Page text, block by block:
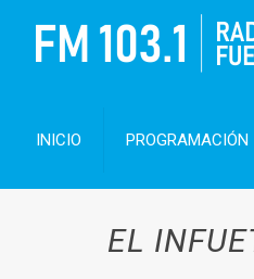
INICIO PROGRAMACIÓN
EL